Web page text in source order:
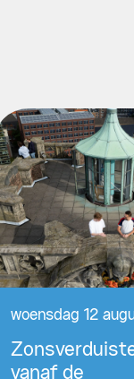
woensdag 12
vanaf de